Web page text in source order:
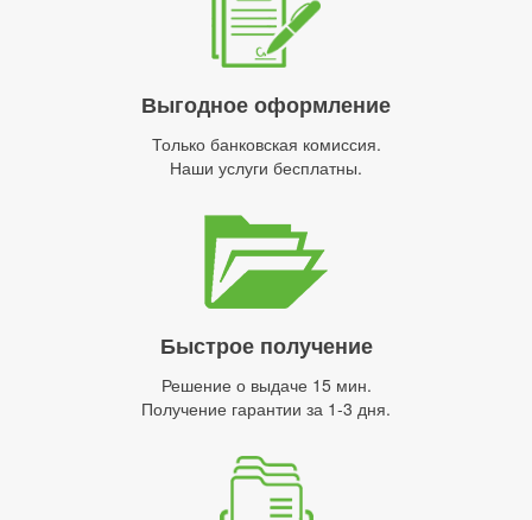
Выгодное оформление
Только банковская комиссия.
Наши услуги бесплатны.
Быстрое получение
Решение о выдаче 15 мин.
Получение гарантии за 1-3 дня.